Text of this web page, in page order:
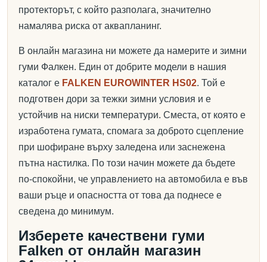
протекторът, с който разполага, значително
намалява риска от аквапланинг.
В онлайн магазина ни можете да намерите и зимни
гуми Фалкен. Един от добрите модели в нашия
каталог е FALKEN EUROWINTER HS02. Той е
подготвен дори за тежки зимни условия и е
устойчив на ниски температури. Сместа, от която е
изработена гумата, спомага за доброто сцепление
при шофиране върху заледена или заснежена
пътна настилка. По този начин можете да бъдете
по-спокойни, че управлението на автомобила е във
ваши ръце и опасността от това да поднесе е
сведена до минимум.
Изберете качествени гуми
Falken от онлайн магазин